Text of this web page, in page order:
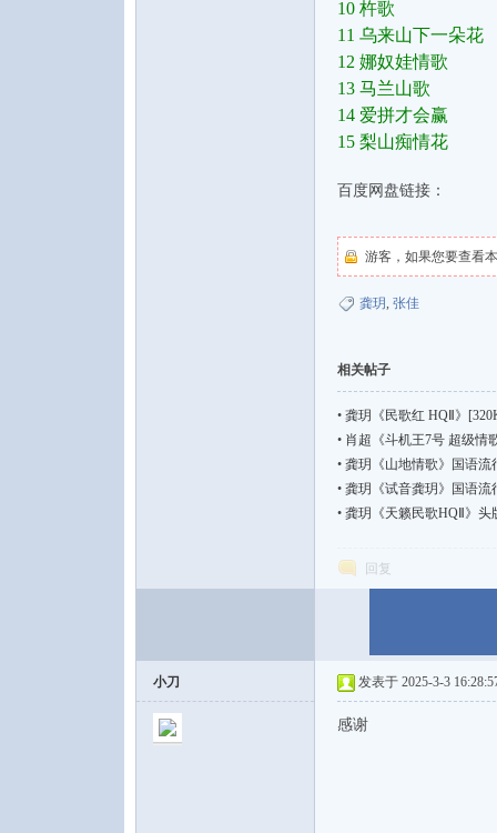
10 杵歌
11 乌来山下一朵花
12 娜奴娃情歌
13 马兰山歌
14 爱拼才会赢
15 梨山痴情花
百度网盘链接：
游客，如果您要查看
龚玥, 张佳
相关帖子
• 龚玥《民歌红 HQⅡ》
• 肖超《斗机王7号 超级情
• 龚玥《山地情歌》国语流
• 龚玥《试音龚玥》国语流
• 龚玥《天籁民歌HQⅡ》头
回复
小刀 发表于 2025-3-3
感谢